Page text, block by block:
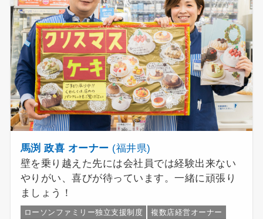
馬渕 政喜 オーナー (福井県)
壁を乗り越えた先には会社員では経験出来ない
やりがい、喜びが待っています。一緒に頑張り
ましょう！
ローソンファミリー独立支援制度
複数店経営オーナー